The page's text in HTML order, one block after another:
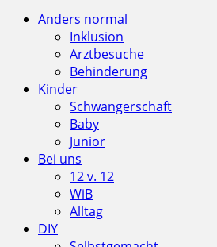
Anders normal
Inklusion
Arztbesuche
Behinderung
Kinder
Schwangerschaft
Baby
Junior
Bei uns
12 v. 12
WiB
Alltag
DIY